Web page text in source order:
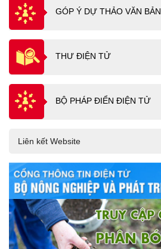
GÓP Ý DỰ THẢO VĂN BẢN
THƯ ĐIỆN TỬ
BỘ PHÁP ĐIỂN ĐIỆN TỬ